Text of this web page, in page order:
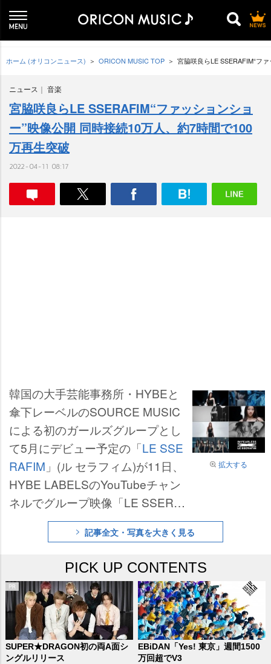
ホーム (オリコンニュース) ORICON MUSIC TOP 宮脇咲良らLE SSERAFIM“フ
ニュース 音楽
宮脇咲良らLE SSERAFIM“ファッションショ
ー”映像公開 同時接続10万人、約7時間で100
万再生突破
2022-04-11 08:17
拡大する
韓国の大手芸能事務所・HYBEと
傘下レーベルのSOURCE MUSIC
による初のガールズグループとし
て5月にデビュー予定の「LE SSE
RAFIM 」(ル セラフィム)が11日、
HYBE LABELSのYouTubeチャン
ネルでグループ映像「LE SSERA
FIM 2022 “FEARLESS” SHOW」
を公開した。 記事全文・写真を大きく見る
PICK UP CONTENTS
SUPER★DRAGON初の両A面シ
ングルリリース
EBiDAN「Yes! 東京」週間1500
万回超でV3